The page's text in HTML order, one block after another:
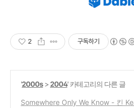
2 구독하기
'2000s>2004' 카테고리의 다른 글
Somewhere Only We Know - 킨